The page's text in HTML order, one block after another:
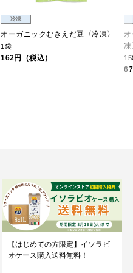
冷凍
オーガニックむきえだ豆〈冷凍〉
1袋
162円（税込）
【はじめての方限定】イソラビ
オケース購入送料無料！